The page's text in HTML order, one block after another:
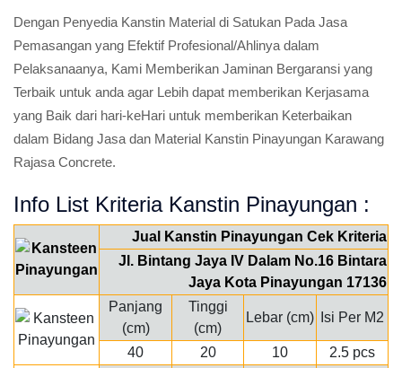
Dengan Penyedia Kanstin Material di Satukan Pada Jasa
Pemasangan yang Efektif Profesional/Ahlinya dalam
Pelaksanaanya, Kami Memberikan Jaminan Bergaransi yang
Terbaik untuk anda agar Lebih dapat memberikan Kerjasama
yang Baik dari hari-keHari untuk memberikan Keterbaikan
dalam Bidang Jasa dan Material Kanstin Pinayungan Karawang
Rajasa Concrete.
Info List Kriteria Kanstin Pinayungan :
Jual Kanstin Pinayungan Cek Kriteria
Jl. Bintang Jaya IV Dalam No.16 Bintara
Jaya Kota Pinayungan 17136
Panjang
(cm)
Tinggi
(cm)
Lebar (cm) Isi Per M2
40 20 10
2.5 pcs